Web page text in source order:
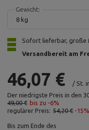
Gewicht:
8 kg
Sofort lieferbar, große
Versandbereit am
46,07 € / St.
Der niedrigste Preis in den
49,00 € bis zu -6%
regulärer Preis: 54,20 € -15%
Bis zum Ende des